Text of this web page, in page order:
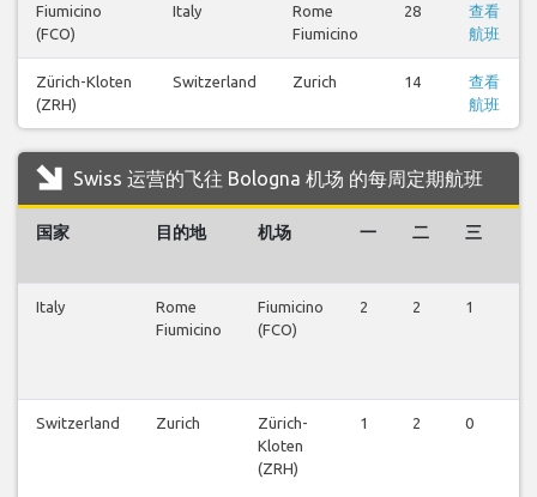
Fiumicino
(FCO)
Italy
Rome
Fiumicino
28
查看
航班
Zürich-Kloten
(ZRH)
Switzerland Zurich 14
查看
航班
Swiss 运营的飞往 Bologna 机场 的每周定期航班
国家 目的地 机场 一 二 三
Italy
Rome
Fiumicino
Fiumicino
(FCO)
2 2 1
Switzerland Zurich
Zürich-
Kloten
(ZRH)
1 2 0